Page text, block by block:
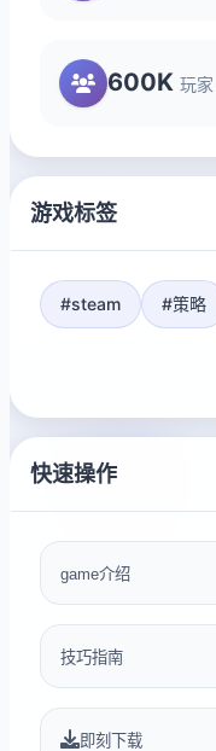
600K 玩家
游戏标签
#steam #策略
快速操作
game介绍
技巧指南
即刻下载